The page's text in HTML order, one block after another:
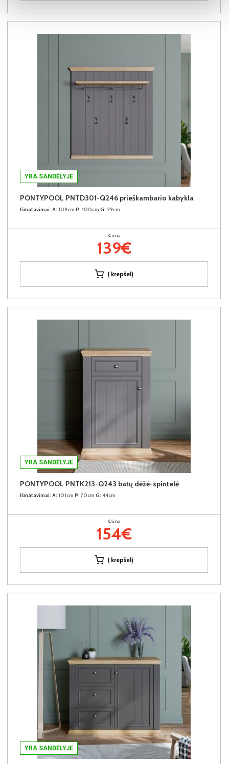
YRA SANDĖLYJE
PONTYPOOL PNTD301-Q246 prieškambario kabykla
Išmatavimai: A: 109cm P: 100cm G: 29cm
Kaina:
139€
Į krepšelį
YRA SANDĖLYJE
PONTYPOOL PNTK213-Q243 batų dėžė-spintelė
Išmatavimai: A: 101cm P: 70cm G: 44cm
Kaina:
154€
Į krepšelį
YRA SANDĖLYJE